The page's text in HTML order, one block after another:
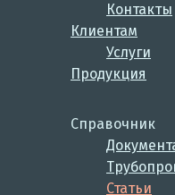
Контакты
Клиентам
Услуги
Продукция
Справочник
Статьи